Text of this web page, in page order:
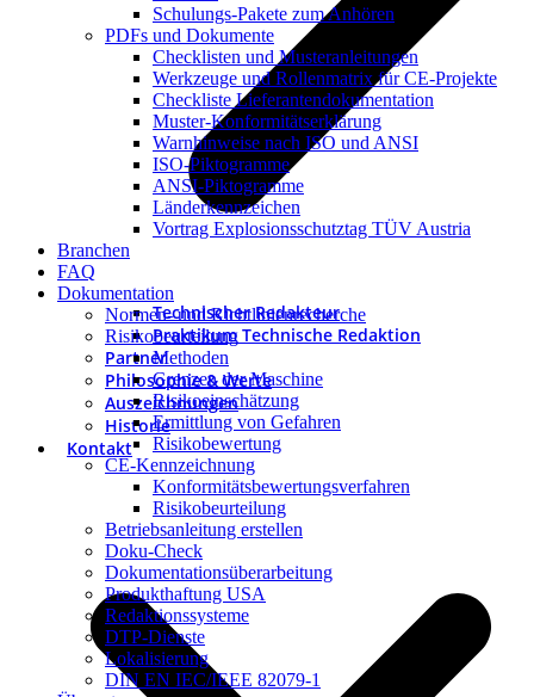
Technischer Redakteur
Praktikum Technische Redaktion
Partner
Philosophie & Werte
Auszeichnungen
Historie
Kontakt
Schulungs-Pakete zum Anhören
PDFs und Dokumente
Checklisten und Musteranleitungen
Werkzeuge und Rollenmatrix für CE-Projekte
Checkliste Lieferantendokumentation
Muster-Konformitätserklärung
Warnhinweise nach ISO und ANSI
ISO-Piktogramme
ANSI-Piktogramme
Länderkennzeichen
Vortrag Explosionsschutztag TÜV Austria
Branchen
FAQ
Dokumentation
Normen- und Richtlinienrecherche
Risikobeurteilung
Methoden
Grenzen der Maschine
Risikoeinschätzung
Ermittlung von Gefahren
Risikobewertung
CE-Kennzeichnung
Konformitätsbewertungsverfahren
Risikobeurteilung
Betriebsanleitung erstellen
Doku-Check
Dokumentationsüberarbeitung
Produkthaftung USA
Redaktionssysteme
DTP-Dienste
Lokalisierung
DIN EN IEC/IEEE 82079-1